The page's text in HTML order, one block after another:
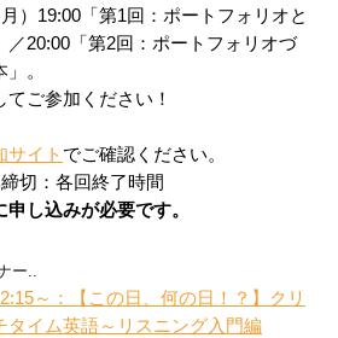
）19:00「第1回：ポートフォリオと
／20:00「第2回：ポートフォリオづ
。
てご参加ください！
サイト でご確認ください。
切：各回終了時間
し込みが必要です。
ー..
～：【この日、何の日！？】クリ
タイム英語～リスニング入門編